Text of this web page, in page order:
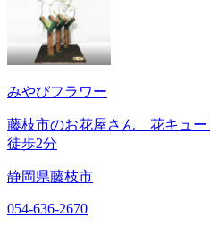
みやびフラワー
藤枝市のお花屋さん 花キュ
徒歩2分
静岡県藤枝市
054-636-2670